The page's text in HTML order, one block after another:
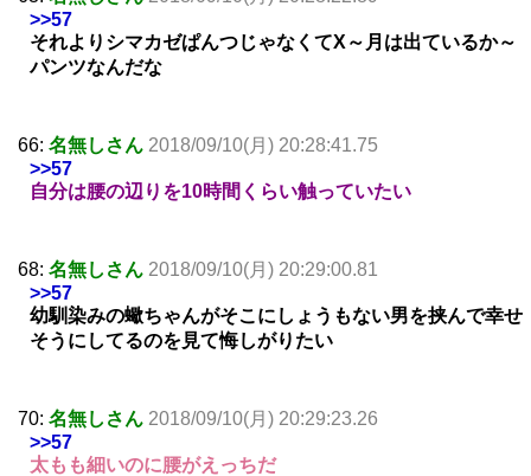
>>57
それよりシマカゼぱんつじゃなくてX～月は出ているか～
パンツなんだな
66: 名無しさん 2018/09/10(月) 20:28:41.75
>>57
自分は腰の辺りを10時間くらい触っていたい
68: 名無しさん 2018/09/10(月) 20:29:00.81
>>57
幼馴染みの蠍ちゃんがそこにしょうもない男を挟んで幸せ
そうにしてるのを見て悔しがりたい
70: 名無しさん 2018/09/10(月) 20:29:23.26
>>57
太もも細いのに腰がえっちだ